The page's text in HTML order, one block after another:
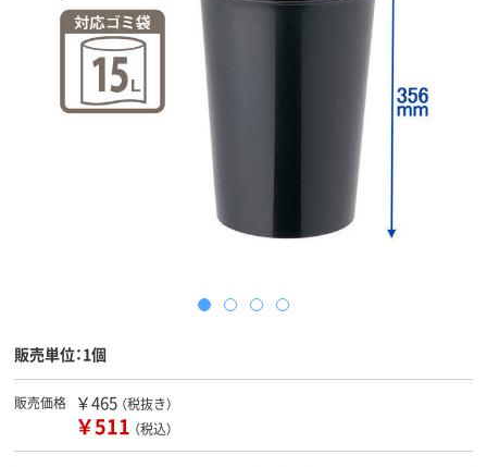
販売単位：1個
販売価格 ￥465 （税抜き）
￥511 （税込）